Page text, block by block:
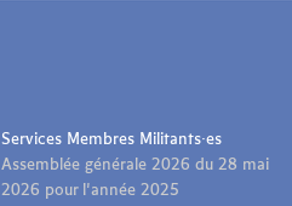
Services Membres Militants·es
Assemblée générale 2026 du 28 mai
2026 pour l'année 2025